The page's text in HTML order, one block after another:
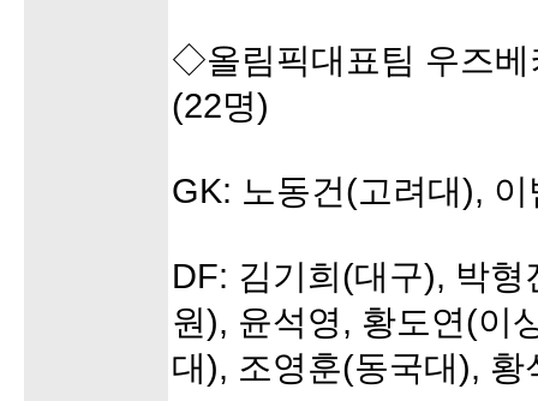
◇올림픽대표팀 우즈베
(22명)
GK: 노동건(고려대),
DF: 김기희(대구), 박
원), 윤석영, 황도연(이
대), 조영훈(동국대), 황